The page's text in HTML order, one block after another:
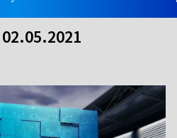
02.05.2021